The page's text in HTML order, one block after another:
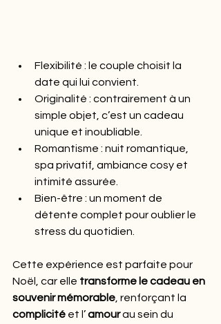
Flexibilité : le couple choisit la
date qui lui convient.
Originalité : contrairement à un
simple objet, c’est un cadeau
unique et inoubliable.
Romantisme : nuit romantique,
spa privatif, ambiance cosy et
intimité assurée.
Bien-être : un moment de
détente complet pour oublier le
stress du quotidien.
Cette expérience est parfaite pour
Noël, car elle transforme le cadeau en
souvenir mémorable , renforçant la
complicité et l’ amour au sein du